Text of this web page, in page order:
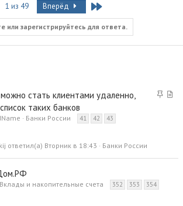
1 из 49 Вперёд Last
или зарегистрируйтесь для ответа.
З
л
С
стать клиентами удаленно,
таких банков
Банки России 41 42 43
Банки России
Вторник в 18:43
Вклады и накопительные счета 352 353 354